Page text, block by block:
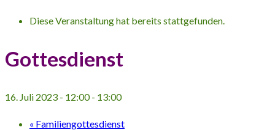
Diese Veranstaltung hat bereits stattgefunden.
Gottesdienst
16. Juli 2023 - 12:00- 13:00
« Familiengottesdienst